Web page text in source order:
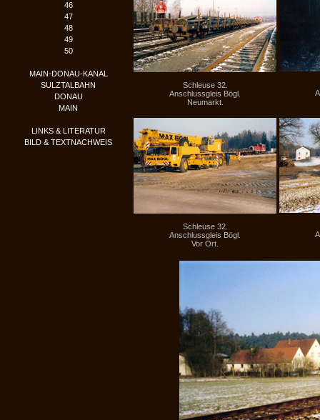
46
47
48
49
50
MAIN-DONAU-KANAL
SULZTALBAHN
DONAU
MAIN
LINKS & LITERATUR
BILD & TEXTNACHWEIS
Schleuse 32.
Anschlussgleis Bögl.
Neumarkt.
Schleuse 32.
Anschlussgleis Bögl.
Vor Ort.